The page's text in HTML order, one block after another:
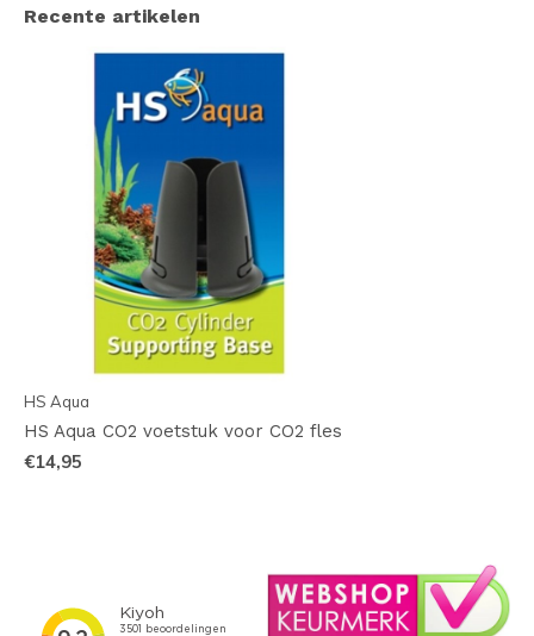
Recente artikelen
HS Aqua
HS Aqua CO2 voetstuk voor CO2 fles
€14,95